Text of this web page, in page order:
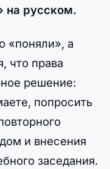
на русском.
«поняли», а
что права
решение:
попросить
и внесения
заседания.